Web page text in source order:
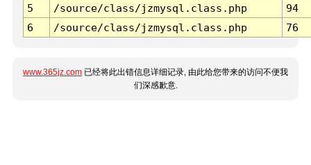
5
/source/class/jzmysql.class.php
94
6
/source/class/jzmysql.class.php 76
www.365jz.com 已经将此出错信息详细记录, 由此给您带来的访问不便我
们深感歉意.